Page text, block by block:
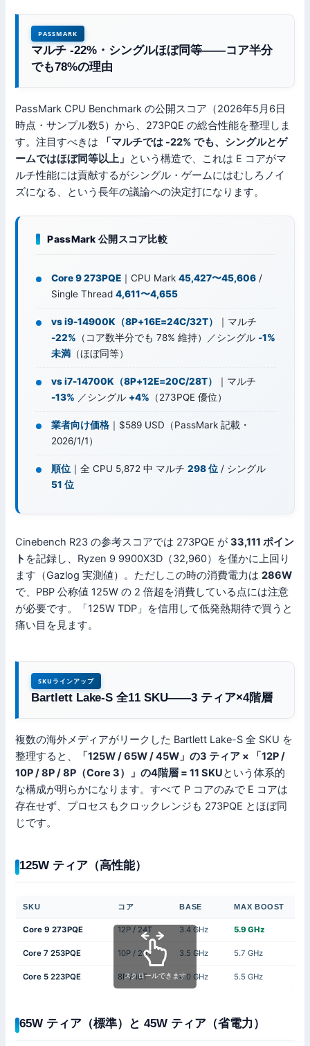
PASSMARK
マルチ -22%・シングルほぼ同等——コア半分
でも78%の理由
PassMark CPU Benchmark の公開スコア（2026年5月6日
時点・サンプル数5）から、273PQE の総合性能を整理しま
す。注目すべきは
「マルチでは -22% でも、シングルとゲ
ームではほぼ同等以上」 という構造で、これは E コアがマ
ルチ性能には貢献するがシングル・ゲームにはむしろノイ
ズになる、という長年の議論への決定打になります。
PassMark 公開スコア比較
Core 9 273PQE ｜CPU Mark45,427〜45,606 /
Single Thread4,611〜4,655
vs i9-14900K（8P+16E=24C/32T）
｜マルチ
-22% （コア数半分でも 78% 維持）／シングル -1%
未満 （ほぼ同等）
vs i7-14700K（8P+12E=20C/28T）
｜マルチ
-13% ／シングル +4% （273PQE 優位）
業者向け価格 ｜$589 USD（PassMark 記載・
2026/1/1）
順位 ｜全 CPU 5,872 中 マルチ298 位 / シングル
51 位
Cinebench R23 の参考スコアでは 273PQE が33,111 ポイン
ト を記録し、Ryzen 9 9900X3D（32,960）を僅かに上回り
ます（Gazlog 実測値）。ただしこの時の消費電力は286W
で、PBP 公称値 125W の 2 倍超を消費している点には注意
が必要です。「125W TDP」を信用して低発熱期待で買うと
痛い目を見ます。
SKUラインアップ
Bartlett Lake-S 全11 SKU——3 ティア×4階層
複数の海外メディアがリークした Bartlett Lake-S 全 SKU を
整理すると、
「125W / 65W / 45W」の3 ティア × 「12P /
10P / 8P / 8P（Core 3）」の4階層 = 11 SKUという体系的
な構成が明らかになります。すべて P コアのみで E コアは
存在せず、プロセスもクロックレンジも 273PQE とほぼ同
じです。
125W ティア（高性能）
SKU コア BASE MAX BOOST
Core 9 273PQE 12P / 24T 3.4 GHz 5.9 GHz
Core 7 253PQE 10P / 20T 3.5 GHz 5.7 GHz
Core 5 223PQE 8P / 16T 4.0 GHz 5.5 GHz
スクロールできます
65W ティア（標準）と 45W ティア（省電力）